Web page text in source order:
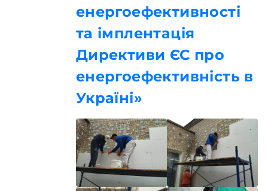
енергоефективності
та імплентація
Директиви ЄС про
енергоефективність в
Україні»